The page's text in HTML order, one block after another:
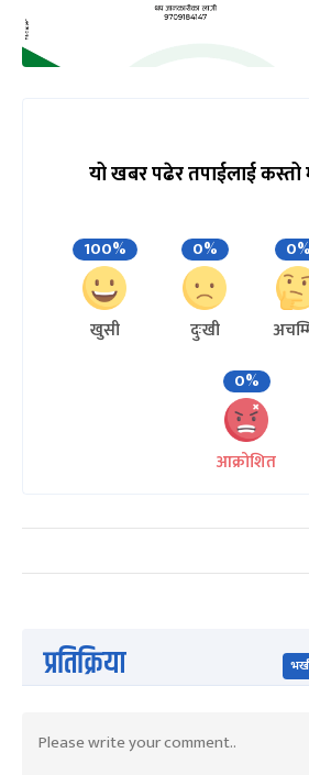
यो खबर पढेर तपाईलाई
100%
खुसी
0%
दुःखी
0%
0%
आक्रोशित
प्रतिक्रिया